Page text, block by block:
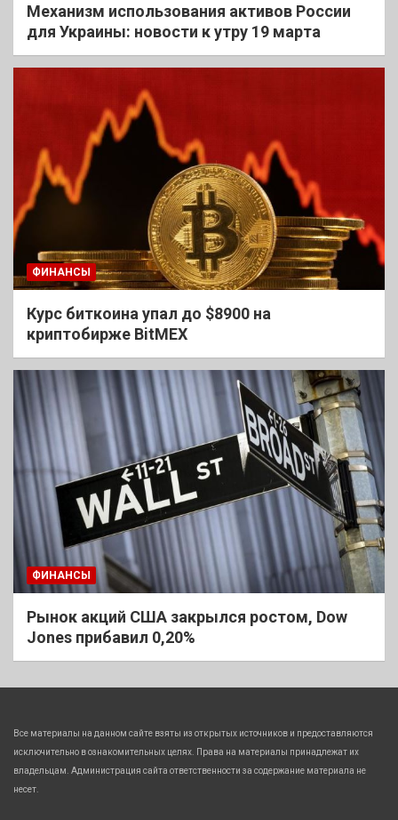
Механизм использования активов России
для Украины: новости к утру 19 марта
ФИНАНСЫ
Курс биткоина упал до $8900 на
криптобирже BitMEX
ФИНАНСЫ
Рынок акций США закрылся ростом, Dow
Jones прибавил 0,20%
Все материалы на данном сайте взяты из открытых источников и предоставляются
исключительно в ознакомительных целях. Права на материалы принадлежат их
владельцам. Администрация сайта ответственности за содержание материала не
несет.